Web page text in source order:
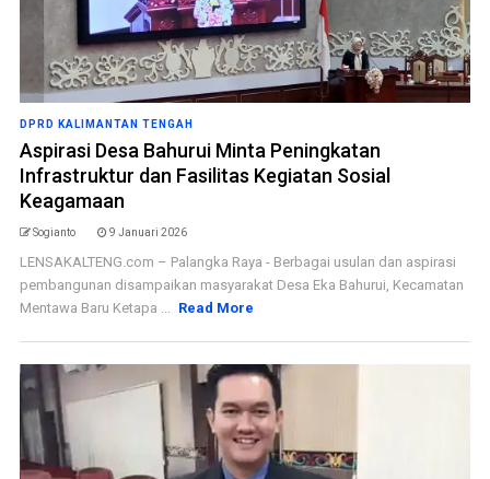
DPRD KALIMANTAN TENGAH
Aspirasi Desa Bahurui Minta Peningkatan
Infrastruktur dan Fasilitas Kegiatan Sosial
Keagamaan
Sogianto 9 Januari 2026
LENSAKALTENG.com – Palangka Raya - Berbagai usulan dan aspirasi
pembangunan disampaikan masyarakat Desa Eka Bahurui, Kecamatan
Mentawa Baru Ketapa ... Read More